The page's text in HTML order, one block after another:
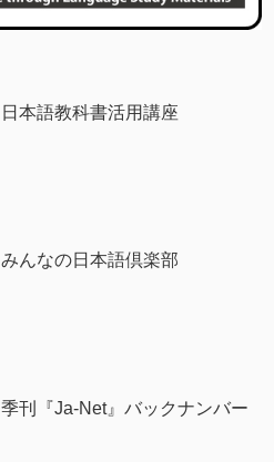
日本語教科書活用講座
みんなの日本語倶楽部
季刊『Ja-Net』バックナンバー